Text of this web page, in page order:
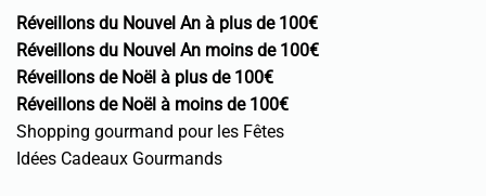
Réveillons du Nouvel An à plus de 100€
Réveillons du Nouvel An moins de 100€
Réveillons de Noël à plus de 100€
Réveillons de Noël à moins de 100€
Shopping gourmand pour les Fêtes
Idées Cadeaux Gourmands